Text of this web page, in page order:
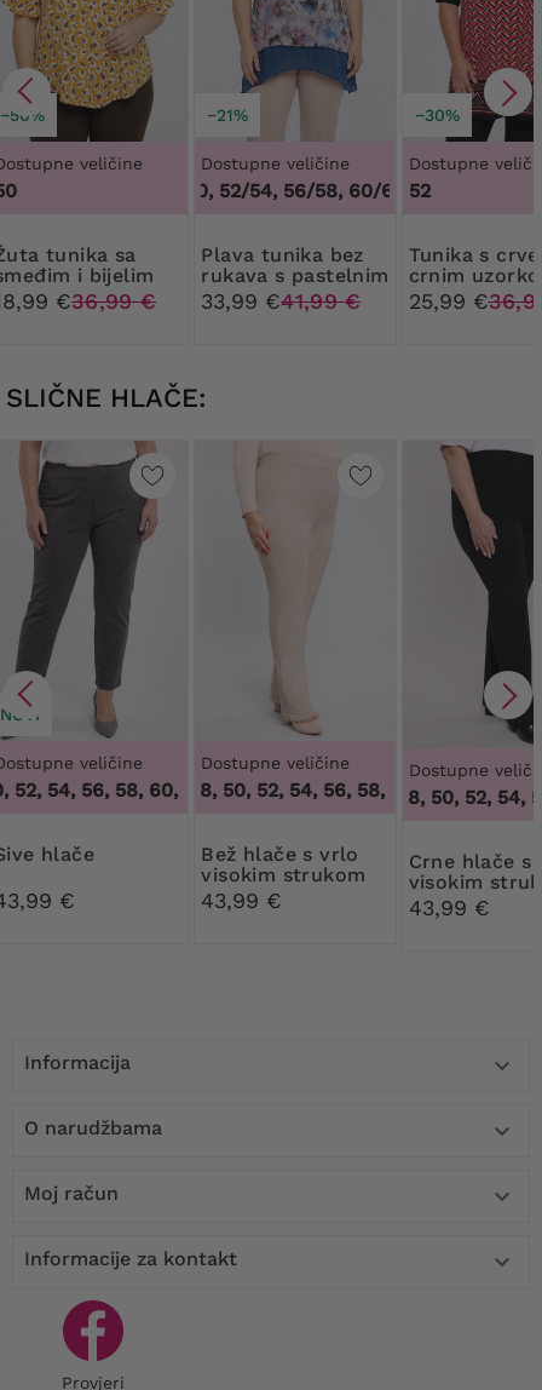
−50%
veličine
sa
i bijelim
€36,99 €
−21%
Dostupne veličine
48/50, 52/54, 56/58, 60/62 48/50, 52/54,
Plava tunika bez
rukava s pastelnim
uzorcima
33,99 €41,99 €
−30%
Dostupne
52
Tunika s crveno-
crnim
25,99 €
SLIČNE HLAČE:
NOVI
veličine
54, 56, 58, 60, 62, 64,48, 50, 52, 54, 56, 58, 60, 62, 64
Sive hlače
€
Dostupne veličine
46, 48, 50, 52, 54, 56, 58, 60, 62, 64,46,
Bež hlače s vrlo
visokim strukom
43,99 €
Dostupne
46, 48, 50, 52, 54,
Crne hlače s vrlo
visokim
43,99 €
Informacija 
O narudžbama 
Moj račun 
Informacije za kontakt 
Provjeri